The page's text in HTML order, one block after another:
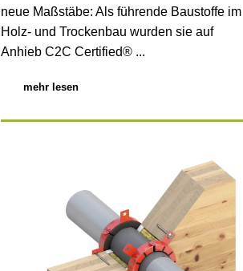
neue Maßstäbe: Als führende Baustoffe im
Holz- und Trockenbau wurden sie auf
Anhieb C2C Certified® ...
mehr lesen